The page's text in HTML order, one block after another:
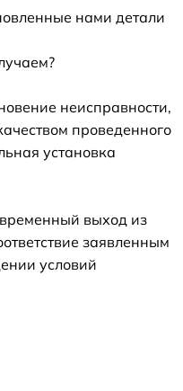
нами детали
неисправности,
проведенного
установка
выход из
заявленным
условий